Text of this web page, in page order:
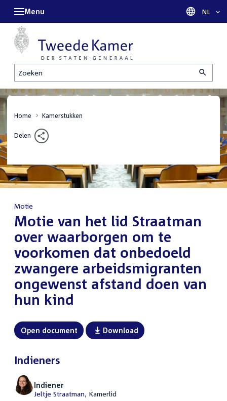
Zoeken
Menu Taal
NL
Home Kamerstukken
Delen
Motie
:Motie van het lid Straatman
over waarborgen om te
voorkomen dat onbedoeld
zwangere arbeidsmigranten
ongewenst afstand doen van
hun kind
Open document Download
Indieners
Indiener
Jeltje Straatman, Kamerlid